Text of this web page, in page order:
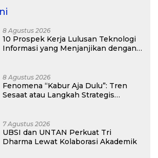
8 Agustus 2026
10 Prospek Kerja Lulusan Teknologi
Informasi yang Menjanjikan dengan
8 Agustus 2026
Fenomena “Kabur Aja Dulu”: Tren
Sesaat atau Langkah Strategis
7 Agustus 2026
UBSI dan UNTAN Perkuat Tri
Dharma Lewat Kolaborasi Akademik